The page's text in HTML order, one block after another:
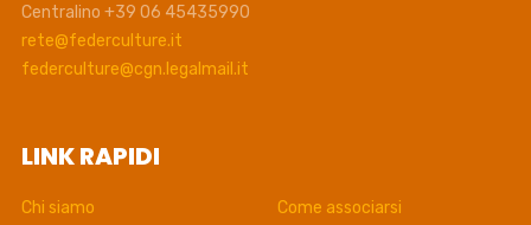
Centralino +39 06 45435990
rete@federculture.it
federculture@cgn.legalmail.it
LINK RAPIDI
Chi siamo Come associarsi